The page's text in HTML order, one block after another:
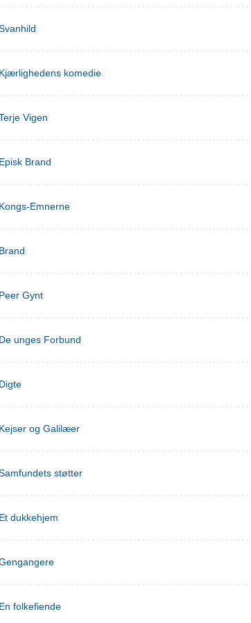
Kjærlighedens komedie
Vigen
Episk Brand
Kongs-Emnerne
Brand
Peer Gynt
De unges Forbund
Digte
Kejser og Galilæer
støtter
Et dukkehjem
En folkefiende